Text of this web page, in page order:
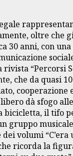
oltre che
30 anni, con
rivista “Percorsi
che da quasi
cooperazione
dà sfogo
bicicletta, il tifo
gruppo
dei volumi
ricorda la